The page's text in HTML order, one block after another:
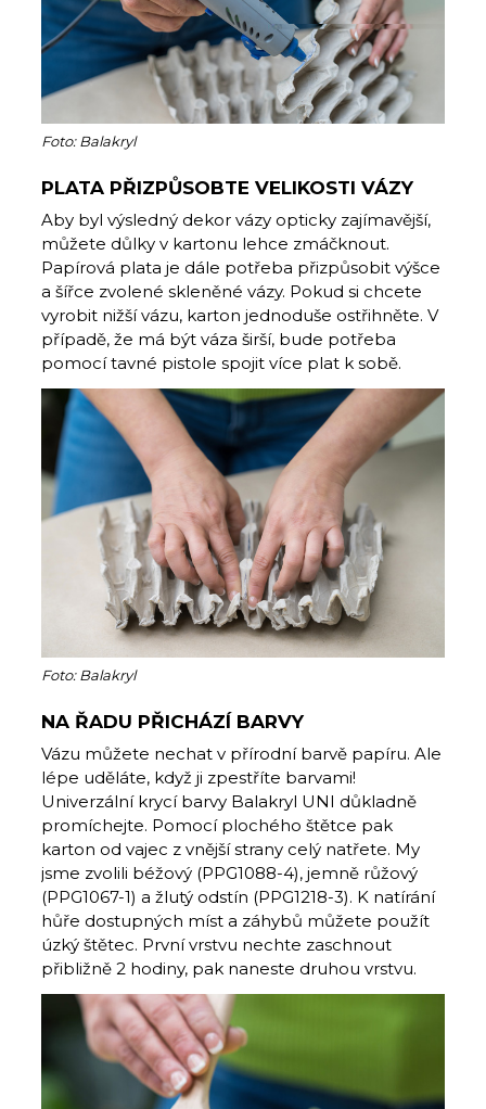
Foto: Balakryl
PLATA PŘIZPŮSOBTE VELIKOSTI VÁZY
Aby byl výsledný dekor vázy opticky zajímavější,
můžete důlky v kartonu lehce zmáčknout.
Papírová plata je dále potřeba přizpůsobit výšce
a šířce zvolené skleněné vázy. Pokud si chcete
vyrobit nižší vázu, karton jednoduše ostřihněte. V
případě, že má být váza širší, bude potřeba
pomocí tavné pistole spojit více plat k sobě.
Foto: Balakryl
NA ŘADU PŘICHÁZÍ BARVY
Vázu můžete nechat v přírodní barvě papíru. Ale
lépe uděláte, když ji zpestříte barvami!
Univerzální krycí barvy Balakryl UNI důkladně
promíchejte. Pomocí plochého štětce pak
karton od vajec z vnější strany celý natřete. My
jsme zvolili béžový (PPG1088-4), jemně růžový
(PPG1067-1) a žlutý odstín (PPG1218-3). K natírání
hůře dostupných míst a záhybů můžete použít
úzký štětec. První vrstvu nechte zaschnout
přibližně 2 hodiny, pak naneste druhou vrstvu.